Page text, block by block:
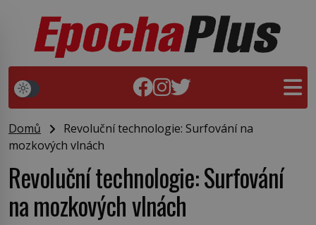
Domů
Revoluční technologie: Surfování na
mozkových vlnách
Revoluční technologie: Surfování
na mozkových vlnách